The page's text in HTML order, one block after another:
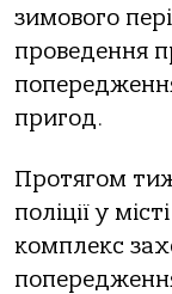
зимового
проведення
пригод.
Протягом
поліції у
комплекс